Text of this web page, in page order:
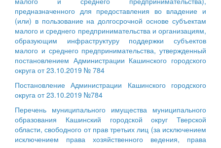
предназначенного для предоставления во владение и
(или) в пользование на долгосрочной основе субъектам
малого и среднего предпринимательства и организациям,
образующим инфраструктуру поддержки субъектов
малого и среднего предпринимательства, утвержденный
постановлением Администрации Кашинского городского
округа от 23.10.2019 № 784
Постановление Администрации Кашинского городского
округа от 23.10.2019 №784
Перечень муниципального имущества муниципального
образования Кашинский городской округ Тверской
области, свободного от прав третьих лиц (за исключением
исключением права хозяйственного ведения, права